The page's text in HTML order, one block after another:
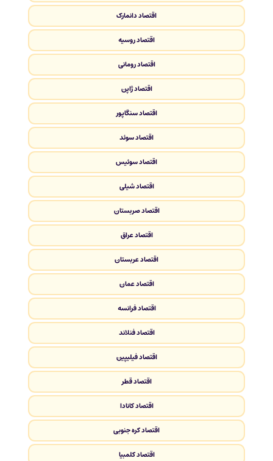
اقتصاد دانمارک
اقتصاد روسیه
اقتصاد رومانی
اقتصاد ژاپن
اقتصاد سنگاپور
اقتصاد سوئد
اقتصاد سوئیس
اقتصاد شیلی
اقتصاد صربستان
اقتصاد عراق
اقتصاد عربستان
اقتصاد عمان
اقتصاد فرانسه
اقتصاد فنلاند
اقتصاد فیلیپین
اقتصاد قطر
اقتصاد کانادا
اقتصاد کره جنوبی
اقتصاد کلمبیا